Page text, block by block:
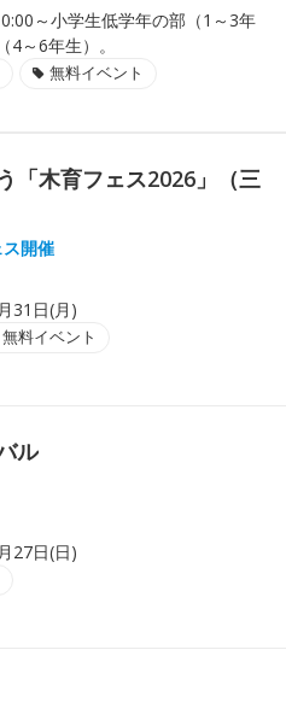
～小学生低学年の部（1～3年
～6年生）。
無料イベント
「木育フェス2026」（三
開催
31日(月)
無料イベント
ル
27日(日)